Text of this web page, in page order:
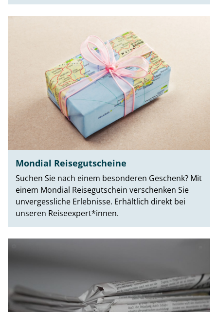
Mondial Reisegutscheine
Suchen Sie nach einem besonderen Geschenk? Mit
einem Mondial Reisegutschein verschenken Sie
unvergessliche Erlebnisse. Erhältlich direkt bei
unseren Reiseexpert*innen.